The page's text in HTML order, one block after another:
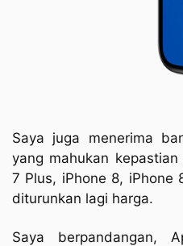
Saya juga menerima
yang mahukan
7 Plus, iPhone 8, iPhone
diturunkan lagi harga.
Saya berpandangan,